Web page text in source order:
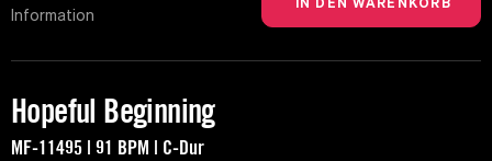
Information
Hopeful Beginning
MF-11495 | 91 BPM | C-Dur